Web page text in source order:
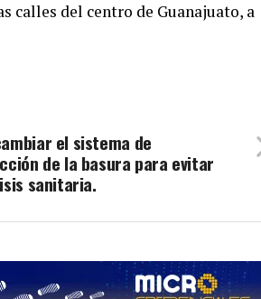
calles del centro de Guanajuato, a
el sistema de
de la basura para evitar
sanitaria.